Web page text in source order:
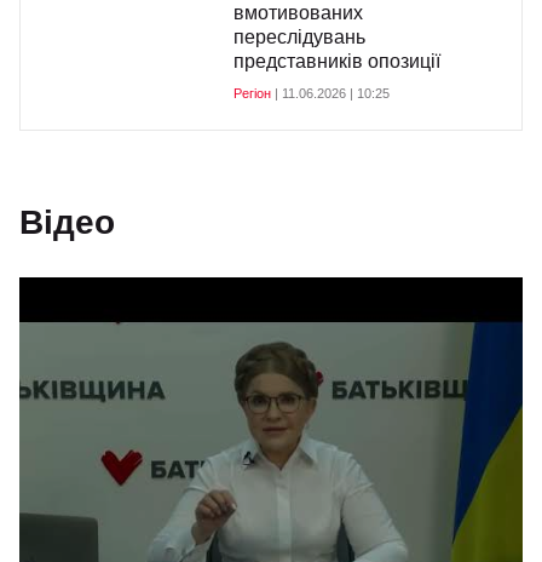
вмотивованих
переслідувань
представників опозиції
Регіон | 11.06.2026 | 10:25
Відео